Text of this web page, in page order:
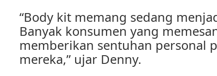
“Body kit memang sedang
Banyak konsumen yang
memberikan sentuhan personal
mereka,” ujar Denny.